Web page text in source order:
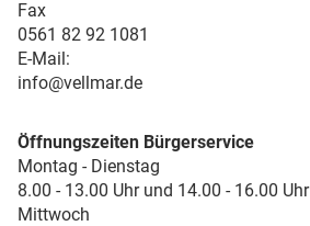
Fax
0561 82 92 1081
E-Mail:
info@vellmar.de
Öffnungszeiten Bürgerservice
Montag - Dienstag
8.00 - 13.00 Uhr und 14.00 - 16.00 Uhr
Mittwoch